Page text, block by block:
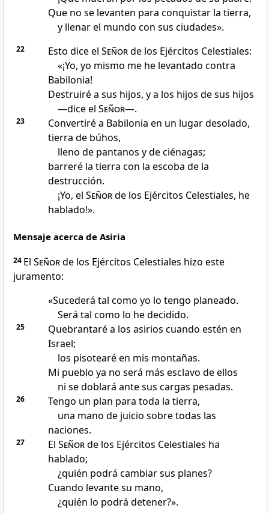
Que no se levanten para conquistar la tierra,
y llenar el mundo con sus ciudades».
22 Esto dice el Señorde los Ejércitos Celestiales:
«¡Yo, yo mismo me he levantado contra
Babilonia!
Destruiré a sus hijos, y a los hijos de sus hijos
—dice el Señor—.
23
Convertiré a Babilonia en un lugar desolado,
tierra de búhos,
lleno de pantanos y de ciénagas;
barreré la tierra con la escoba de la
destrucción.
¡Yo, el Señorde los Ejércitos Celestiales, he
hablado!».
Mensaje acerca de Asiria
24 El Señorde los Ejércitos Celestiales hizo este
juramento:
«Sucederá tal como yo lo tengo planeado.
Será tal como lo he decidido.
25
Quebrantaré a los asirios cuando estén en
Israel;
los pisotearé en mis montañas.
Mi pueblo ya no será más esclavo de ellos
ni se doblará ante sus cargas pesadas.
26
Tengo un plan para toda la tierra,
una mano de juicio sobre todas las
naciones.
27 El Señorde los Ejércitos Celestiales ha
hablado;
¿quién podrá cambiar sus planes?
Cuando levante su mano,
¿quién lo podrá detener?».